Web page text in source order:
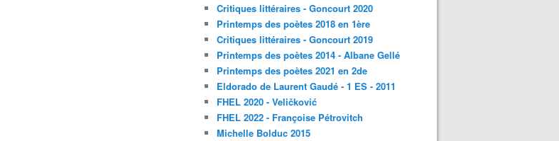
Critiques littéraires - Goncourt 2020
Printemps des poètes 2018 en 1ère
Critiques littéraires - Goncourt 2019
Printemps des poètes 2014 - Albane Gellé
Printemps des poètes 2021 en 2de
Eldorado de Laurent Gaudé - 1 ES - 2011
FHEL 2020 - Veličković
FHEL 2022 - Françoise Pétrovitch
Michelle Bolduc 2015